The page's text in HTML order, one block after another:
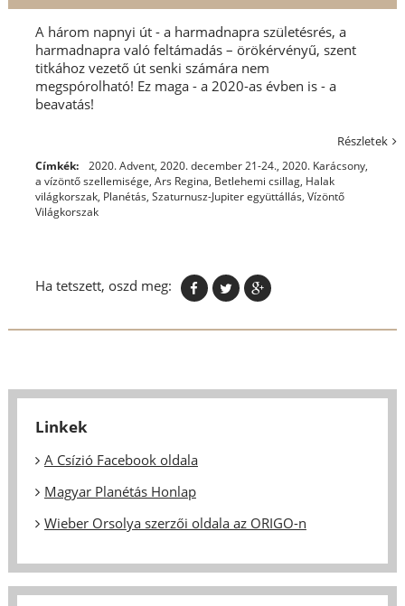
A három napnyi út - a harmadnapra születésrés, a
harmadnapra való feltámadás – örökérvényű, szent
titkához vezető út senki számára nem
megspórolható! Ez maga - a 2020-as évben is - a
beavatás!
Részletek
Címkék: 2020. Advent, 2020. december 21-24., 2020. Karácsony,
a vízöntő szellemisége, Ars Regina, Betlehemi csillag, Halak
világkorszak, Planétás, Szaturnusz-Jupiter együttállás, Vízöntő
Világkorszak
Ha tetszett, oszd meg:
Linkek
A Csízió Facebook oldala
Magyar Planétás Honlap
Wieber Orsolya szerzői oldala az ORIGO-n